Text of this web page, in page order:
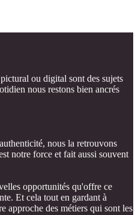
ou digital sont des sujets
nous restons bien ancrés
nous la retrouvons
notre force et fait aussi souvent
opportunités qu'offre ce
Et cela tout en gardant à
approche des métiers qui sont les